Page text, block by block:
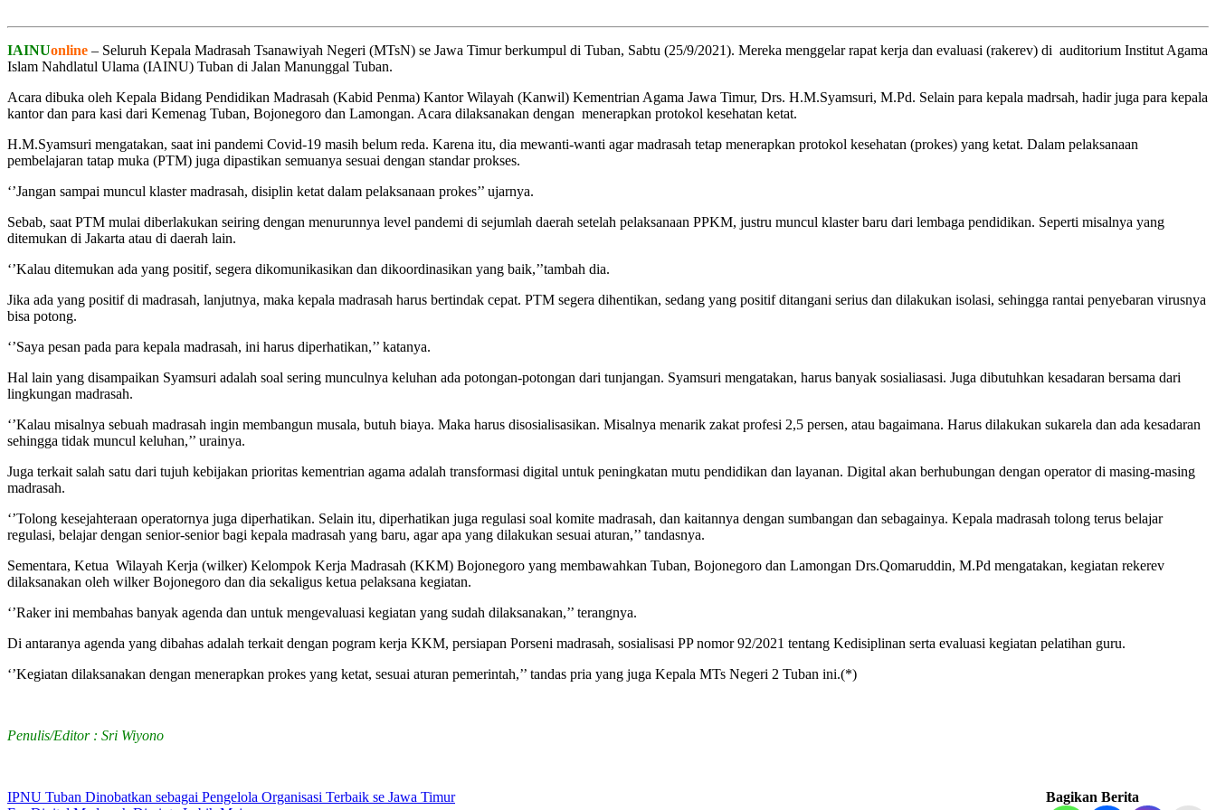
IAINUonline – Seluruh Kepala Madrasah Tsanawiyah Negeri (MTsN) se Jawa Timur berkumpul di Tuban, Sabtu (25/9/2021). Mereka menggelar rapat kerja dan evaluasi (rakerev) di auditorium Institut Agama
Islam Nahdlatul Ulama (IAINU) Tuban di Jalan Manunggal Tuban.
Acara dibuka oleh Kepala Bidang Pendidikan Madrasah (Kabid Penma) Kantor Wilayah (Kanwil) Kementrian Agama Jawa Timur, Drs. H.M.Syamsuri, M.Pd. Selain para kepala madrsah, hadir juga para kepala
kantor dan para kasi dari Kemenag Tuban, Bojonegoro dan Lamongan. Acara dilaksanakan dengan menerapkan protokol kesehatan ketat.
H.M.Syamsuri mengatakan, saat ini pandemi Covid-19 masih belum reda. Karena itu, dia mewanti-wanti agar madrasah tetap menerapkan protokol kesehatan (prokes) yang ketat. Dalam pelaksanaan
pembelajaran tatap muka (PTM) juga dipastikan semuanya sesuai dengan standar prokses.
‘’Jangan sampai muncul klaster madrasah, disiplin ketat dalam pelaksanaan prokes’’ ujarnya.
Sebab, saat PTM mulai diberlakukan seiring dengan menurunnya level pandemi di sejumlah daerah setelah pelaksanaan PPKM, justru muncul klaster baru dari lembaga pendidikan. Seperti misalnya yang
ditemukan di Jakarta atau di daerah lain.
‘’Kalau ditemukan ada yang positif, segera dikomunikasikan dan dikoordinasikan yang baik,’’tambah dia.
Jika ada yang positif di madrasah, lanjutnya, maka kepala madrasah harus bertindak cepat. PTM segera dihentikan, sedang yang positif ditangani serius dan dilakukan isolasi, sehingga rantai penyebaran virusnya
bisa potong.
‘’Saya pesan pada para kepala madrasah, ini harus diperhatikan,’’ katanya.
Hal lain yang disampaikan Syamsuri adalah soal sering munculnya keluhan ada potongan-potongan dari tunjangan. Syamsuri mengatakan, harus banyak sosialiasasi. Juga dibutuhkan kesadaran bersama dari
lingkungan madrasah.
‘’Kalau misalnya sebuah madrasah ingin membangun musala, butuh biaya. Maka harus disosialisasikan. Misalnya menarik zakat profesi 2,5 persen, atau bagaimana. Harus dilakukan sukarela dan ada kesadaran
sehingga tidak muncul keluhan,’’ urainya.
Juga terkait salah satu dari tujuh kebijakan prioritas kementrian agama adalah transformasi digital untuk peningkatan mutu pendidikan dan layanan. Digital akan berhubungan dengan operator di masing-masing
madrasah.
‘’Tolong kesejahteraan operatornya juga diperhatikan. Selain itu, diperhatikan juga regulasi soal komite madrasah, dan kaitannya dengan sumbangan dan sebagainya. Kepala madrasah tolong terus belajar
regulasi, belajar dengan senior-senior bagi kepala madrasah yang baru, agar apa yang dilakukan sesuai aturan,’’ tandasnya.
Sementara, Ketua Wilayah Kerja (wilker) Kelompok Kerja Madrasah (KKM) Bojonegoro yang membawahkan Tuban, Bojonegoro dan Lamongan Drs.Qomaruddin, M.Pd mengatakan, kegiatan rekerev
dilaksanakan oleh wilker Bojonegoro dan dia sekaligus ketua pelaksana kegiatan.
‘’Raker ini membahas banyak agenda dan untuk mengevaluasi kegiatan yang sudah dilaksanakan,’’ terangnya.
Di antaranya agenda yang dibahas adalah terkait dengan pogram kerja KKM, persiapan Porseni madrasah, sosialisasi PP nomor 92/2021 tentang Kedisiplinan serta evaluasi kegiatan pelatihan guru.
‘’Kegiatan dilaksanakan dengan menerapkan prokes yang ketat, sesuai aturan pemerintah,’’ tandas pria yang juga Kepala MTs Negeri 2 Tuban ini.(*)
Penulis/Editor : Sri Wiyono
Bagikan Berita
Navigasi
IPNU Tuban Dinobatkan sebagai Pengelola Organisasi Terbaik se Jawa Timur